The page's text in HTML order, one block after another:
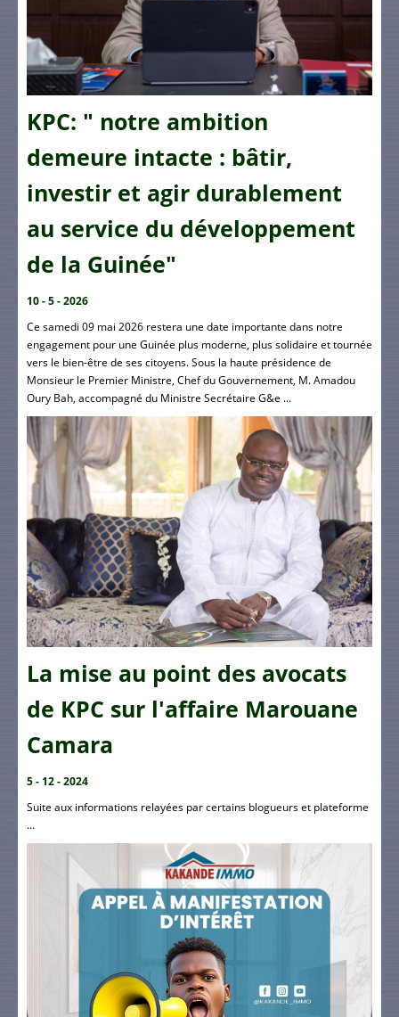
KPC: " notre ambition
demeure intacte : bâtir,
investir et agir durablement
au service du développement
de la Guinée"
10 - 5 - 2026
Ce samedi 09 mai 2026 restera une date importante dans notre
engagement pour une Guinée plus moderne, plus solidaire et tournée
vers le bien-être de ses citoyens. Sous la haute présidence de
Monsieur le Premier Ministre, Chef du Gouvernement, M. Amadou
Oury Bah, accompagné du Ministre Secrétaire G&e ...
La mise au point des avocats
de KPC sur l'affaire Marouane
Camara
5 - 12 - 2024
Suite aux informations relayées par certains blogueurs et plateforme
...